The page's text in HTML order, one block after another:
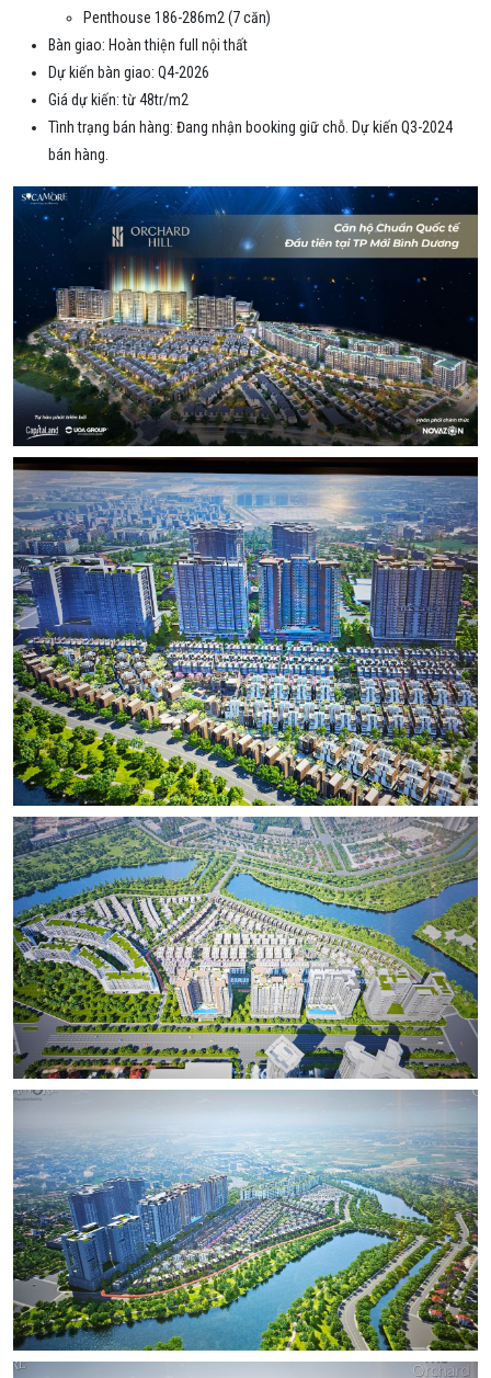
Penthouse 186-286m2 (7 căn)
Bàn giao: Hoàn thiện full nội thất
Dự kiến bàn giao: Q4-2026
Giá dự kiến: từ 48tr/m2
Tình trạng bán hàng: Đang nhận booking giữ chỗ. Dự kiến Q3-2024
bán hàng.